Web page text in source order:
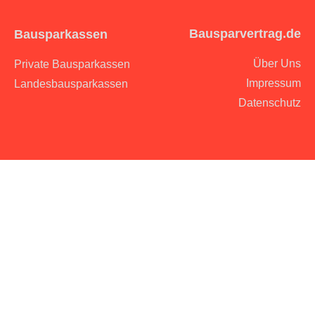
Bausparkassen
Private Bausparkassen
Landesbausparkassen
Bausparvertrag.de
Über Uns
Impressum
Datenschutz